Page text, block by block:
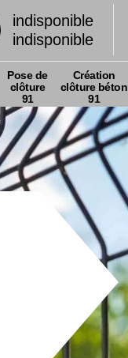
indisponible
indisponible
Pose de
clôture
91
Création
clôture béton
91